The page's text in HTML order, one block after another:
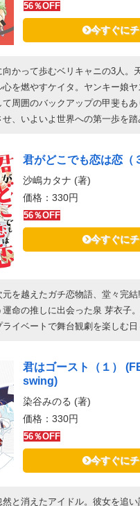
56％OFF
今すぐに
向かって歩むベリキャニの3人。
を燃やすケイタ。ヤンキー娘
て周囲のバックアップの甲斐も
、いよいよ世界への第一歩を踏
君がどこでも恋は恋（
沙嶋カタナ (著)
価格：330円
56％OFF
今すぐに
を越えたガチ恋物語、堂々完
命の推しに出会った泉 芽衣子
イベートで舞台観劇を楽しむ日
君はゴースト（１）
swing)
染谷みのる (著)
価格：330円
56％OFF
今すぐに
然と消えたアイドル。彼女を追